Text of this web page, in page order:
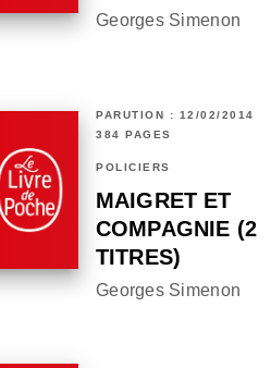
Georges Simenon
PARUTION : 12/02/2014
384 PAGES
POLICIERS
MAIGRET ET
COMPAGNIE (2
TITRES)
Georges Simenon